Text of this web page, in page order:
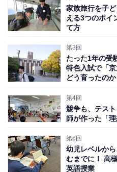
スと小さな教室が1つだけ
習の時間でしたが、チャイ
の呼びかけもありません。
見ながら、アセンブリとい
れの場所に移動して準備を
家族旅行を子
える3つのポイ
て方
第3回
たった1年の受
特色入試で「
どう育ったのか
第4回
競争も、テス
師が作った「
第6回
幼児レベルか
むまでに！ 高
英語授業